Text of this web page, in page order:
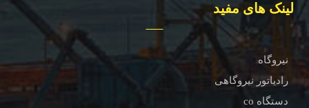
لینک های مفید
نیروگاه
رادیاتور نیروگاهی
دستگاه co